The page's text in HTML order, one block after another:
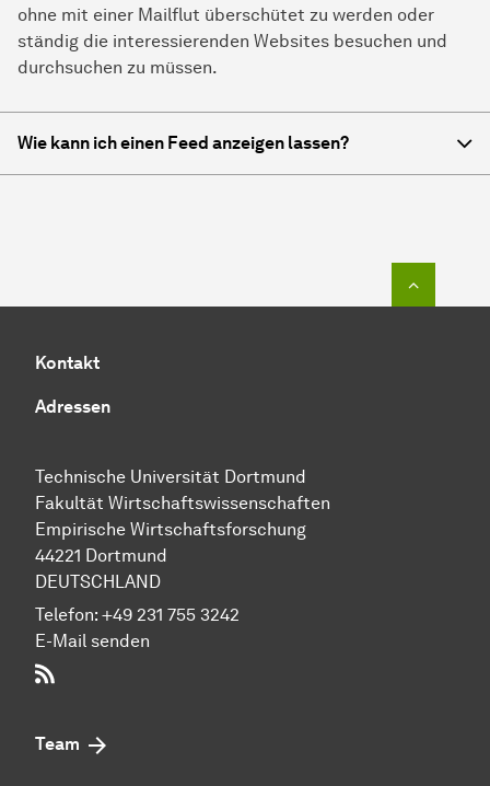
ohne mit einer Mailflut überschütet zu werden oder
ständig die interessierenden Websites besuchen und
durchsuchen zu müssen.
Wie kann ich einen Feed anzeigen lassen?
Kontakt
Adressen
Technische Uni­ver­si­tät Dort­mund
Fakultät Wirtschafts­wissen­schaften
Empirische Wirtschaftsforschung
44221 Dort­mund
DEUTSCHLAND
Telefon: +49 231 755 3242
E-Mail senden
Team